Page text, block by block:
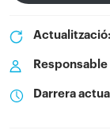
Actualització:
Darrera